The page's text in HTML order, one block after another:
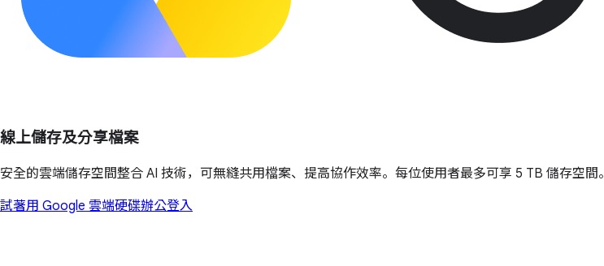
線上儲存及分享檔案
安全的雲端儲存空間整合 AI 技術，可無縫共用檔案、提高協作效率。每位使用者最多可享 5 TB 儲存空間。
試著用 Google 雲端硬碟辦公登入